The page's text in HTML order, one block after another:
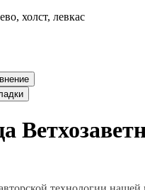
холст, левкас